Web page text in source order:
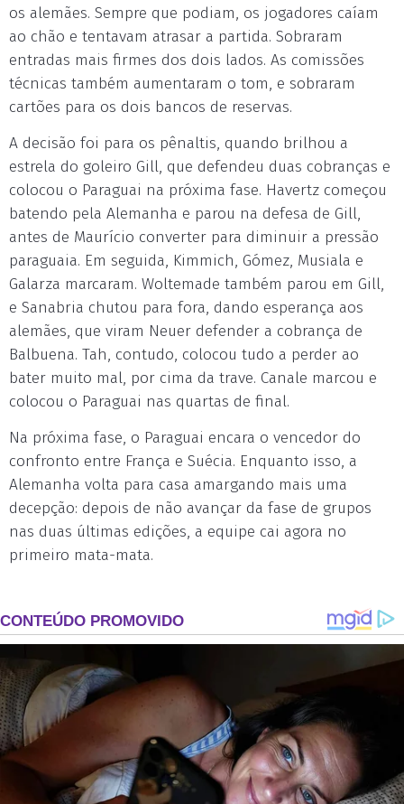
os alemães. Sempre que podiam, os jogadores caíam
ao chão e tentavam atrasar a partida. Sobraram
entradas mais firmes dos dois lados. As comissões
técnicas também aumentaram o tom, e sobraram
cartões para os dois bancos de reservas.
A decisão foi para os pênaltis, quando brilhou a
estrela do goleiro Gill, que defendeu duas cobranças e
colocou o Paraguai na próxima fase. Havertz começou
batendo pela Alemanha e parou na defesa de Gill,
antes de Maurício converter para diminuir a pressão
paraguaia. Em seguida, Kimmich, Gómez, Musiala e
Galarza marcaram. Woltemade também parou em Gill,
e Sanabria chutou para fora, dando esperança aos
alemães, que viram Neuer defender a cobrança de
Balbuena. Tah, contudo, colocou tudo a perder ao
bater muito mal, por cima da trave. Canale marcou e
colocou o Paraguai nas quartas de final.
Na próxima fase, o Paraguai encara o vencedor do
confronto entre França e Suécia. Enquanto isso, a
Alemanha volta para casa amargando mais uma
decepção: depois de não avançar da fase de grupos
nas duas últimas edições, a equipe cai agora no
primeiro mata-mata.